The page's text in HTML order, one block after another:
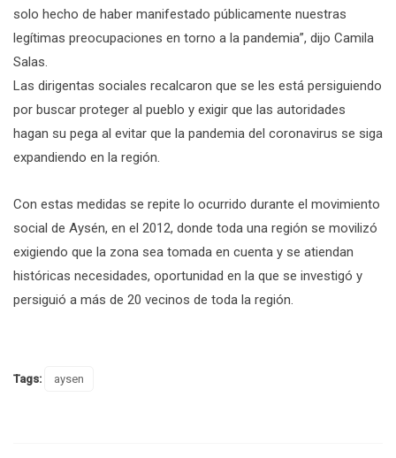
solo hecho de haber manifestado públicamente nuestras
legítimas preocupaciones en torno a la pandemia”, dijo Camila
Salas.
Las dirigentas sociales recalcaron que se les está persiguiendo
por buscar proteger al pueblo y exigir que las autoridades
hagan su pega al evitar que la pandemia del coronavirus se siga
expandiendo en la región.
Con estas medidas se repite lo ocurrido durante el movimiento
social de Aysén, en el 2012, donde toda una región se movilizó
exigiendo que la zona sea tomada en cuenta y se atiendan
históricas necesidades, oportunidad en la que se investigó y
persiguió a más de 20 vecinos de toda la región.
Tags: aysen